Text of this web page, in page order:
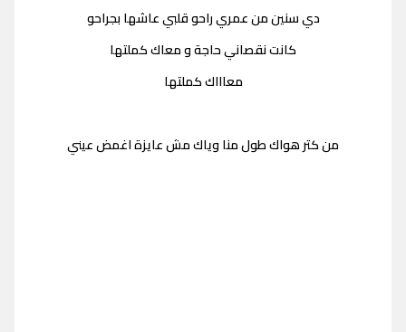
دي سنين من عمري راحو قلبي عاشها بجراحو
كانت نقصاني حاجة و معاك كملتها
معاااك كملتها
من كتر هواك طول منا وياك مش عايزة اغمض عيني